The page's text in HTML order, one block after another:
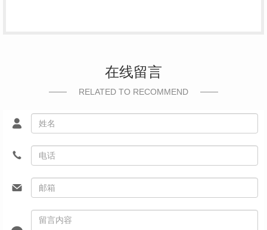
在线留言
RELATED TO RECOMMEND